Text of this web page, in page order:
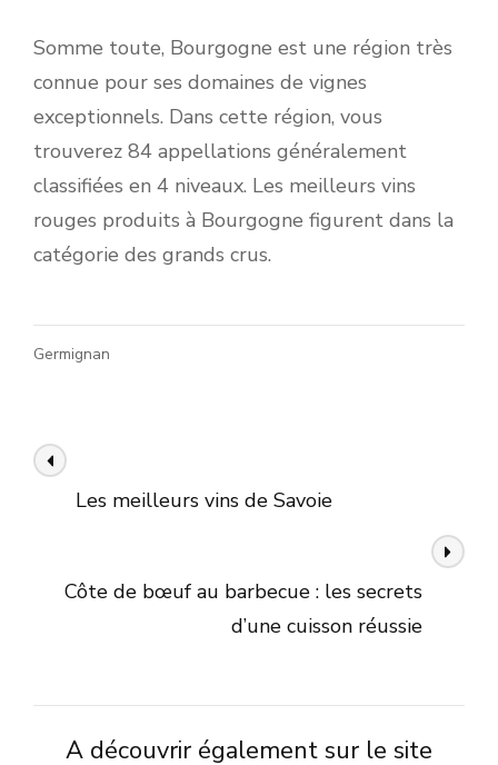
Somme toute, Bourgogne est une région très
connue pour ses domaines de vignes
exceptionnels. Dans cette région, vous
trouverez 84 appellations généralement
classifiées en 4 niveaux. Les meilleurs vins
rouges produits à Bourgogne figurent dans la
catégorie des grands crus.
Germignan
Navigation
desLes meilleurs vins de Savoie
Côte de bœuf au barbecue : les secrets
d’une cuisson réussie
A découvrir également sur le site